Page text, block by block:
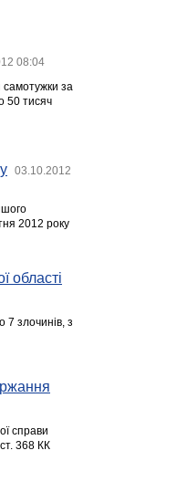
08:04
самотужки за
50 тисяч
03.10.2012
2012 року
області
7 злочинів, з
справи
368 КК